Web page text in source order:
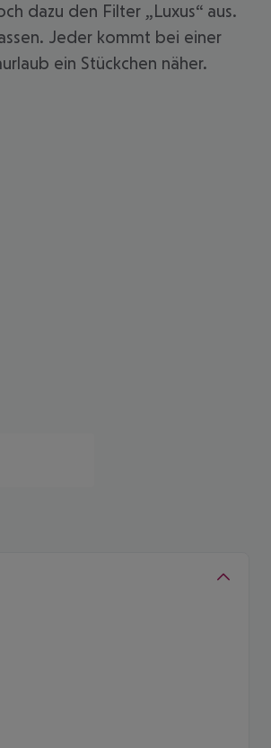
dazu den Filter „Luxus“ aus.
Jeder kommt bei einer
ein Stückchen näher.